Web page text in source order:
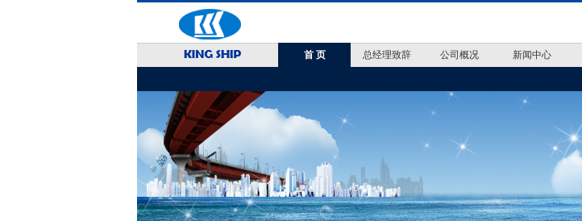
首 页 总经理致辞 公司概况 新闻中心